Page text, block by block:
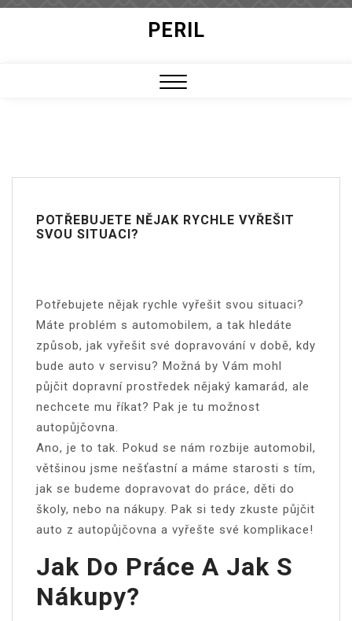
PERIL
POTŘEBUJETE NĚJAK RYCHLE VYŘEŠIT
SVOU SITUACI?
Potřebujete nějak rychle vyřešit svou situaci?
Máte problém s automobilem, a tak hledáte
způsob, jak vyřešit své dopravování v době, kdy
bude auto v servisu? Možná by Vám mohl
půjčit dopravní prostředek nějaký kamarád, ale
nechcete mu říkat? Pak je tu možnost
autopůjčovna.
Ano, je to tak. Pokud se nám rozbije automobil,
většinou jsme nešťastní a máme starosti s tím,
jak se budeme dopravovat do práce, děti do
školy, nebo na nákupy. Pak si tedy zkuste půjčit
auto z autopůjčovna a vyřešte své komplikace!
Jak Do Práce A Jak S
Nákupy?